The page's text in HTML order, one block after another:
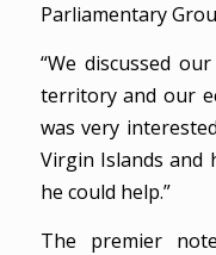
Parliamentary
“We discussed
territory and our
was very
Virgin Islands and
he could help.”
The premier